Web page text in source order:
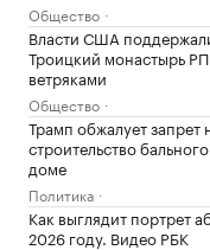
Общество
Власти США
Троицкий монастырь
ветряками
Общество
Трамп обжалует запрет
строительство
доме
Политика
Как выглядит портрет
2026 году. Видео РБК